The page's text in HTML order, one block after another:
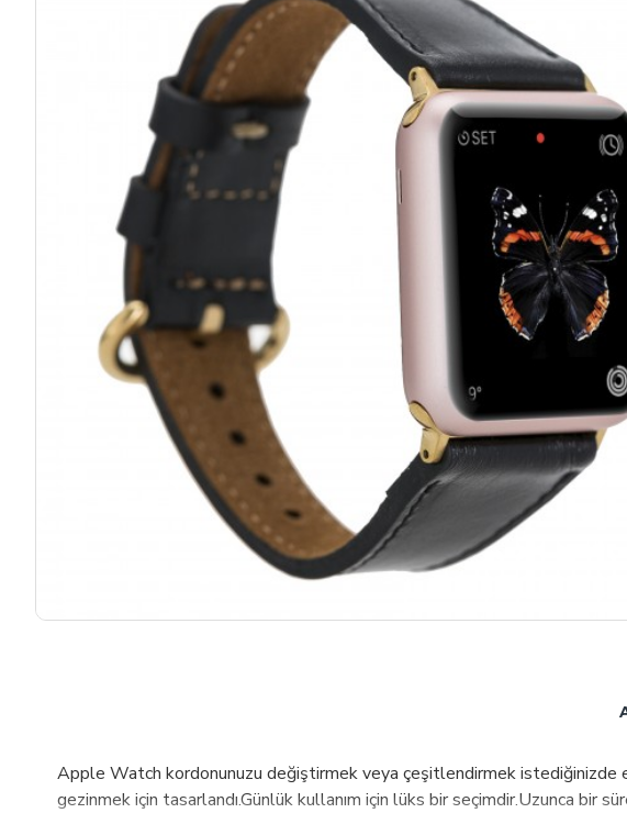
Apple Watch kordonunuzu değiştirmek veya çeşitlendirmek istediğinizde
gezinmek için tasarlandı.Günlük kullanım için lüks bir seçimdir.Uzunca bir